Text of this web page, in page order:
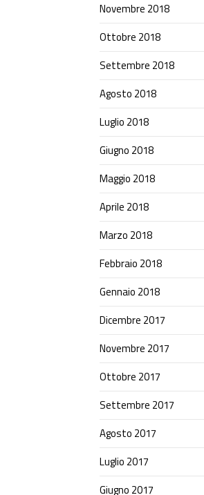
Novembre 2018
Ottobre 2018
Settembre 2018
Agosto 2018
Luglio 2018
Giugno 2018
Maggio 2018
Aprile 2018
Marzo 2018
Febbraio 2018
Gennaio 2018
Dicembre 2017
Novembre 2017
Ottobre 2017
Settembre 2017
Agosto 2017
Luglio 2017
Giugno 2017